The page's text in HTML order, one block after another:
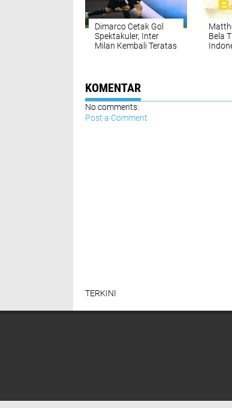
Dimarco Cetak Gol
Spektakuler, Inter
Milan Kembali Teratas
Bela
KOMENTAR
No comments:
Post a Comment
TERKINI